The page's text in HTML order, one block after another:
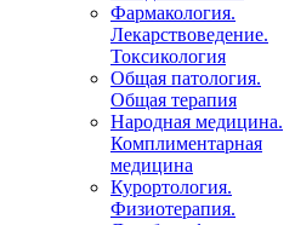
Фармакология.
Лекарствоведение.
Токсикология
Общая патология.
Общая терапия
Народная медицина.
Комплиментарная
медицина
Курортология.
Физиотерапия.